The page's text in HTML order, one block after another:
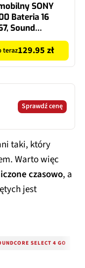
SONY
Bateria 16
Sound
Procesor,
Sony Music
teraz129.95 zł
Sprawdź cenę
taki, który
Warto więc
czasowo, a
jest
SELECT 4 GO